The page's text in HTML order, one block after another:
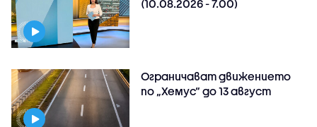
(10.08.2026 - 7.00)
Ограничават движението
по „Хемус“ до 13 август